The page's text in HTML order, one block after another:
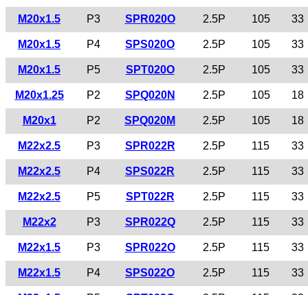
M20x1.5 P3 SPR020O 2.5P 105 33
M20x1.5 P4 SPS020O 2.5P 105 33
M20x1.5 P5 SPT020O 2.5P 105 33
M20x1.25 P2 SPQ020N 2.5P 105 18
M20x1 P2 SPQ020M 2.5P 105 18
M22x2.5 P3 SPR022R 2.5P 115 33
M22x2.5 P4 SPS022R 2.5P 115 33
M22x2.5 P5 SPT022R 2.5P 115 33
M22x2 P3 SPR022Q 2.5P 115 33
M22x1.5 P3 SPR022O 2.5P 115 33
M22x1.5 P4 SPS022O 2.5P 115 33